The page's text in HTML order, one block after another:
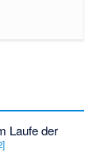
Laufe der
]